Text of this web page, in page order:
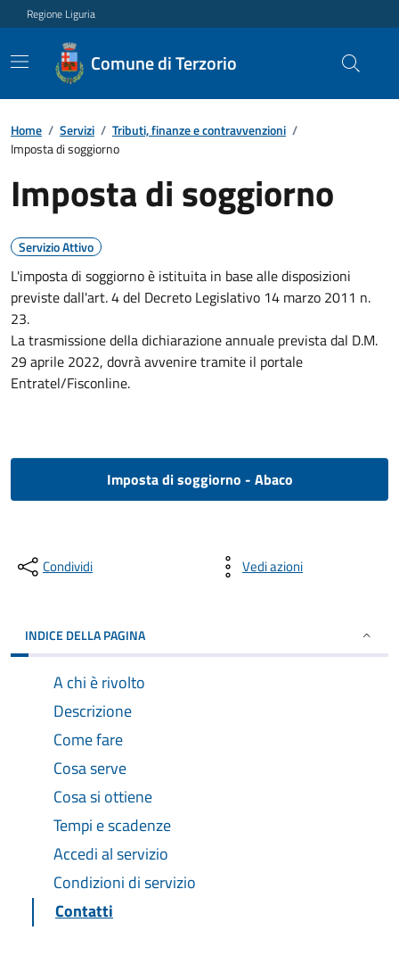
Regione Liguria
Comune di Terzorio
Home / Servizi / Tributi, finanze e contravvenzioni /
Imposta di soggiorno
Imposta di soggiorno
Servizio Attivo
L'imposta di soggiorno è istituita in base alle disposizioni
previste dall'art. 4 del Decreto Legislativo 14 marzo 2011 n.
23.
La trasmissione della dichiarazione annuale prevista dal D.M.
29 aprile 2022, dovrà avvenire tramite il portale
Entratel/Fisconline.
Imposta di soggiorno - Abaco
Condividi Vedi azioni
INDICE DELLA PAGINA
A chi è rivolto
Descrizione
Come fare
Cosa serve
Cosa si ottiene
Tempi e scadenze
Accedi al servizio
Condizioni di servizio
Contatti